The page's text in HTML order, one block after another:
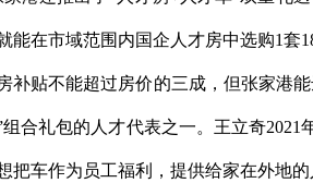
能在市域范围内国企人才房中选购1套
补贴不能超过房价的三成，但张家港
合礼包的人才代表之一。王立奇
把车作为员工福利，提供给家在外地的